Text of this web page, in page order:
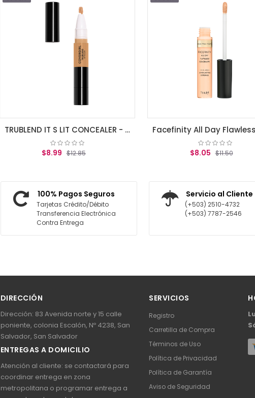
TRUBLEND IT S LIT CONCEALER - Medium
$12.85
Facefinity All Day Flawless Concealer (030)
$11.50
100% Pagos Seguros
Tarjetas Crédito/Débito
Transferencia Electrónica
Contra Entrega
Servicio al Cliente
(+503) 2510-4732
(+503) 7787-2546
DIRECCIÓN
Dirección: 83 Avenida norte y 15 calle
poniente, colonia Escalón, Nº 4238, San
Salvador, San Salvador
ENTREGAS A DOMICILIO
Atención al cliente: se contactará para
coordinar entrega en zona
metropolitana o programar entrega a
SERVICIOS
Registro
Carretilla de Compra
Términos de Uso
Política de Privacidad
Política de Garantía
Aviso de Seguridad